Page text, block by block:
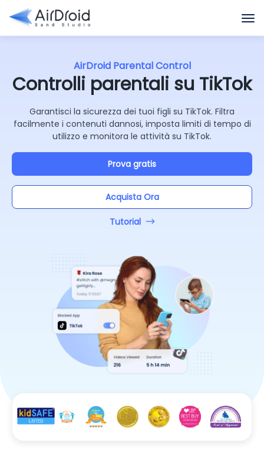
AirDroid Parental Control
Controlli parentali su TikTok
Garantisci la sicurezza dei tuoi figli su TikTok. Filtra
facilmente i contenuti dannosi, imposta limiti di tempo di
utilizzo e monitora le attività su TikTok.
Prova gratis
Acquista Ora
Tutorial